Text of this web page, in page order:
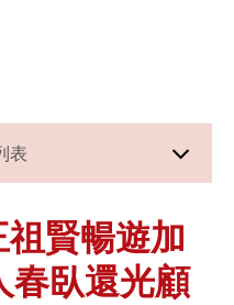
表
祖賢暢遊加
臥還光顧